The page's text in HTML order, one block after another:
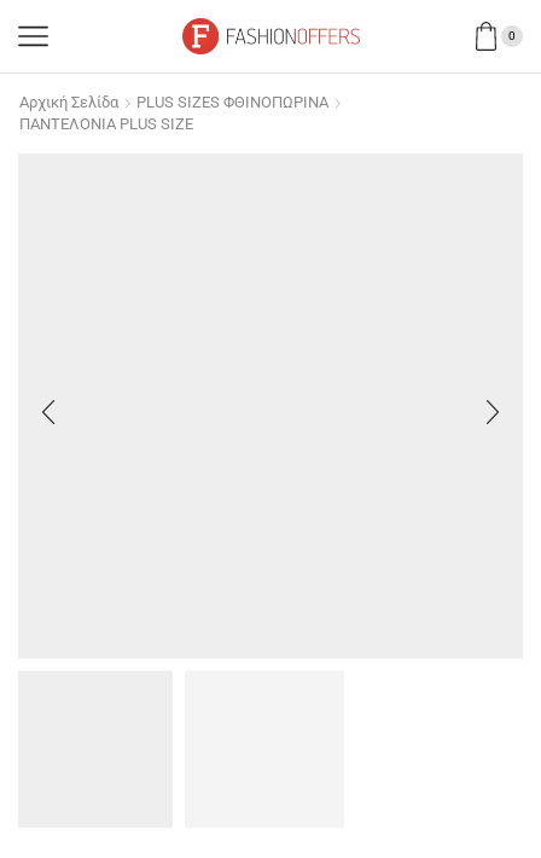
0
Αρχική Σελίδα
PLUS SIZES ΦΘΙΝΟΠΩΡΙΝΑ
ΠΑΝΤΕΛΟΝΙΑ PLUS SIZE